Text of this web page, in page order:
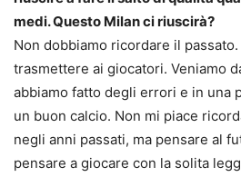
medi. Questo Milan ci riuscirà?
Non dobbiamo ricordare il
trasmettere ai giocatori. Veniamo
abbiamo fatto degli errori e in una
un buon calcio. Non mi piace
negli anni passati, ma pensare al
pensare a giocare con la solita